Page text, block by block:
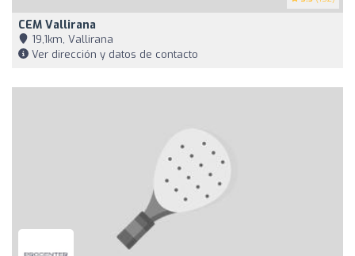
CEM Vallirana
19,1km, Vallirana
Ver dirección y datos de contacto